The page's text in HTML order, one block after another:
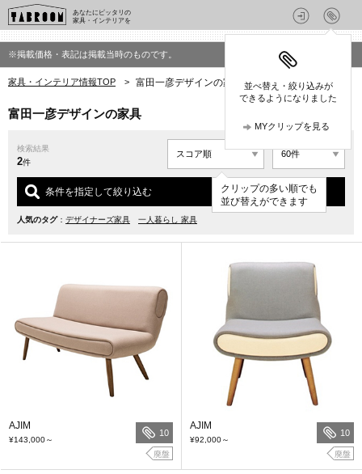
あなたにピッタリの
家具・インテリアを
並べ替え・絞り込みが
できるようになりました
MYクリップを見る
※掲載価格・表記は掲載当時のものです。
家具・インテリア情報TOP > 富田一彦デザインの家具
富田一彦デザインの家具
検索結果
2件
クリップの多い順でも
並び替えができます
条件を指定して絞り込む
人気のタグ： デザイナーズ家具 一人暮らし 家具
AJIM
¥143,000～
10
廃盤
AJIM
¥92,000～
10
廃盤